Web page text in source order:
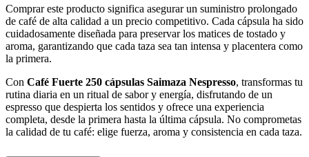
Comprar este producto significa asegurar un suministro prolongado
de café de alta calidad a un precio competitivo. Cada cápsula ha sido
cuidadosamente diseñada para preservar los matices de tostado y
aroma, garantizando que cada taza sea tan intensa y placentera como
la primera.
Con Café Fuerte 250 cápsulas Saimaza Nespresso, transformas tu
rutina diaria en un ritual de sabor y energía, disfrutando de un
espresso que despierta los sentidos y ofrece una experiencia
completa, desde la primera hasta la última cápsula. No comprometas
la calidad de tu café: elige fuerza, aroma y consistencia en cada taza.